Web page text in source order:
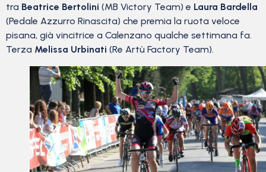
tra Beatrice Bertolini (MB Victory Team) e Laura Bardella
(Pedale Azzurro Rinascita) che premia la ruota veloce
pisana, già vincitrice a Calenzano qualche settimana fa.
Terza Melissa Urbinati (Re Artù Factory Team).